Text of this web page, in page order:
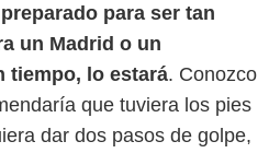
para ser tan
un Madrid o un
tiempo, lo estará. Conozco
que tuviera los pies
dar dos pasos de golpe,